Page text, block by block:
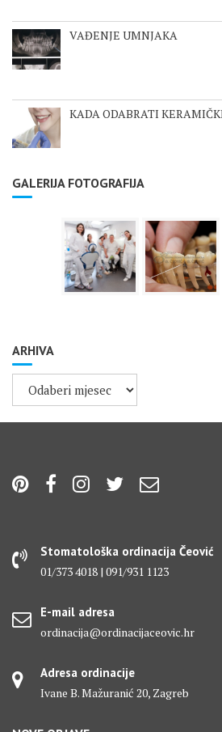
VAĐENJE UMNJAKA
KADA ODABRATI
GALERIJA FOTOGRAFIJA
ARHIVA
ARHIVA
Stomatološka ordinacija Čeović
01/373 4018 | 091/931 1123
E-mail adresa
ordinacija@ordinacijaceovic.hr
Adresa ordinacije
Ivane B. Mažuranić 20, Zagreb